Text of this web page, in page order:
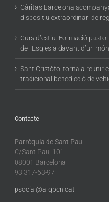
Càritas Barcelona
dispositiu extraordinari de
Curs d’estiu: Formació
de l’Església davant d’un
Sant Cristòfol torna a reunir
tradicional benedicció de
Contacte
Parròquia de Sant Pau
C/Sant Pau, 101
08001 Barcelona
93 317-63-97
psocial@arqbcn.cat